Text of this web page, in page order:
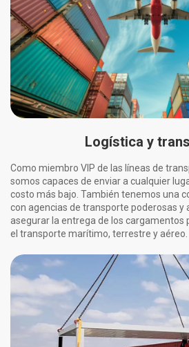
Logística y
Como miembro VIP de las líneas de
somos capaces de enviar a cualquier
costo más bajo. También tenemos una
con agencias de transporte poderosas y
asegurar la entrega de los cargamentos
el transporte marítimo, terrestre y aéreo.